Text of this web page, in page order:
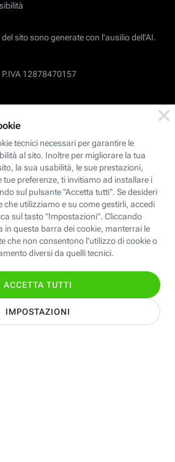
sito sono generate con l'ausilio dell'AI.
P.IVA 12878470157